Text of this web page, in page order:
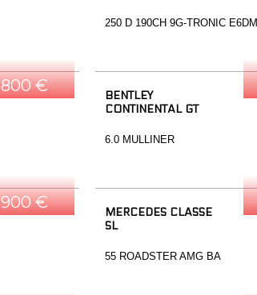
250 D 190CH 9G-TRONIC E6DM
€
BENTLEY
CONTINENTAL GT
6.0 MULLINER
€
MERCEDES CLASSE
SL
55 ROADSTER AMG BA